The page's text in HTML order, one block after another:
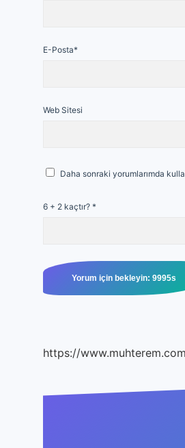
E-Posta*
Web Sitesi
Daha sonraki yorumlarımda
6 + 2 kaçtır? *
https://